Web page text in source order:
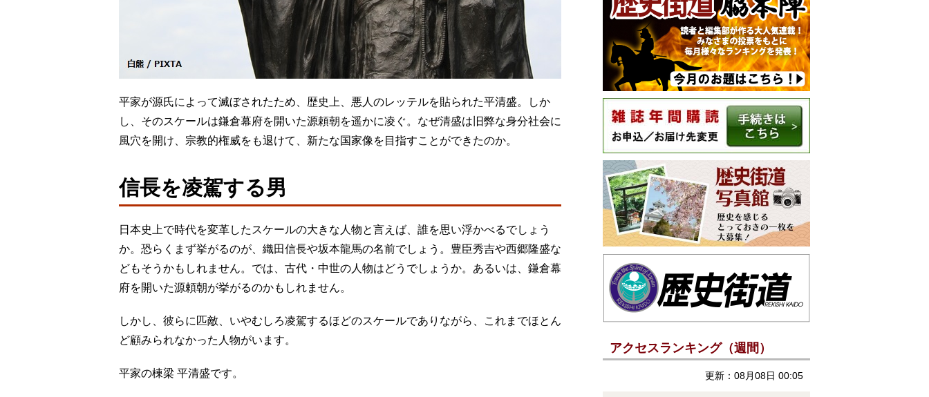
平家が源氏によって滅ぼされたため、歴史上、悪人のレッテルを貼られた平清盛。しか
し、そのスケールは鎌倉幕府を開いた源頼朝を遥かに凌ぐ。なぜ清盛は旧弊な身分社会に
風穴を開け、宗教的権威をも退けて、新たな国家像を目指すことができたのか。
信長を凌駕する男
日本史上で時代を変革したスケールの大きな人物と言えば、誰を思い浮かべるでしょう
か。恐らくまず挙がるのが、織田信長や坂本龍馬の名前でしょう。豊臣秀吉や西郷隆盛な
どもそうかもしれません。では、古代・中世の人物はどうでしょうか。あるいは、鎌倉幕
府を開いた源頼朝が挙がるのかもしれません。
しかし、彼らに匹敵、いやむしろ凌駕するほどのスケールでありながら、これまでほとん
ど顧みられなかった人物がいます。
平家の棟梁 平清盛です。
アクセスランキング（週間）
更新：08月08日 00:05